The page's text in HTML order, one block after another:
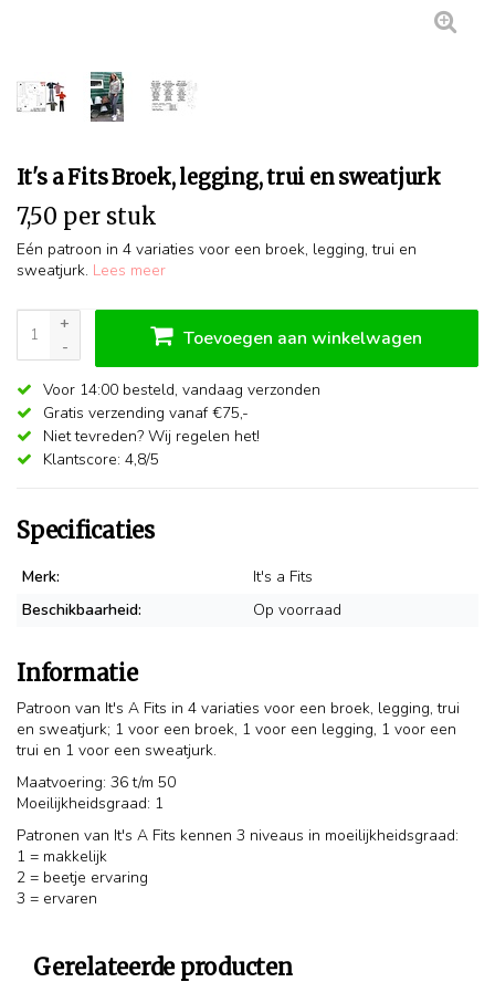
It's a Fits Broek, legging, trui en sweatjurk
7,50 per stuk
Eén patroon in 4 variaties voor een broek, legging, trui en
sweatjurk. Lees meer
+
-
Toevoegen aan winkelwagen
Voor 14:00 besteld, vandaag verzonden
Gratis verzending vanaf €75,-
Niet tevreden? Wij regelen het!
Klantscore: 4,8/5
Specificaties
Merk:
It's a Fits
Beschikbaarheid:
Op voorraad
Informatie
Patroon van It's A Fits in 4 variaties voor een broek, legging, trui
en sweatjurk; 1 voor een broek, 1 voor een legging, 1 voor een
trui en 1 voor een sweatjurk.
Maatvoering: 36 t/m 50
Moeilijkheidsgraad: 1
Patronen van It's A Fits kennen 3 niveaus in moeilijkheidsgraad:
1 = makkelijk
2 = beetje ervaring
3 = ervaren
Gerelateerde producten